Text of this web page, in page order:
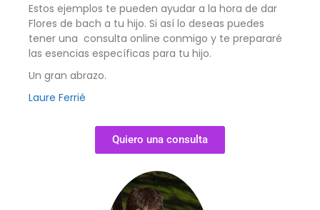
Estos ejemplos te pueden ayudar a la hora de dar
Flores de bach a tu hijo. Si así lo deseas puedes
tener una consulta online conmigo y te prepararé
las esencias específicas para tu hijo.
Un gran abrazo.
Laure Ferrié
Quiero una consulta